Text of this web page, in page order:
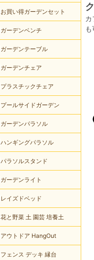
ク
カ
お買い得ガーデンセット
ガーデンベンチ
ガーデンテーブル
ガーデンチェア
プラスチックチェア
プールサイドガーデン
ガーデンパラソル
ハンギングパラソル
パラソルスタンド
ガーデンライト
レイズドベッド
花と野菜 土 園芸 培養土
アウトドア HangOut
フェンス デッキ 縁台